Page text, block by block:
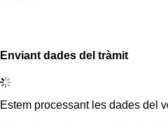
Enviant dades del tràmit
Estem processant les dades del